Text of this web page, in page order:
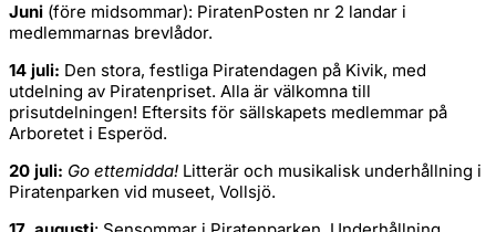
Juni (före midsommar): PiratenPosten nr 2 landar i
medlemmarnas brevlådor.
14 juli: Den stora, festliga Piratendagen på Kivik, med
utdelning av Piratenpriset. Alla är välkomna till
prisutdelningen! Eftersits för sällskapets medlemmar på
Arboretet i Esperöd.
20 juli: Go ettemidda! Litterär och musikalisk underhållning i
Piratenparken vid museet, Vollsjö.